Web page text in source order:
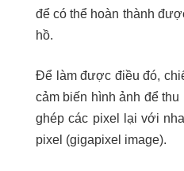
để có thể hoàn thành
hồ.
Để làm được điều đó,
cảm biến hình ảnh để
ghép các pixel lại với
pixel (gigapixel image).